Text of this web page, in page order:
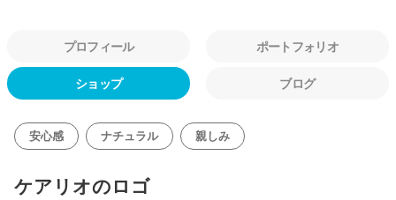
プロフィール ポートフォリオ
ショップ ブログ
安心感 ナチュラル 親しみ
ケアリオのロゴ